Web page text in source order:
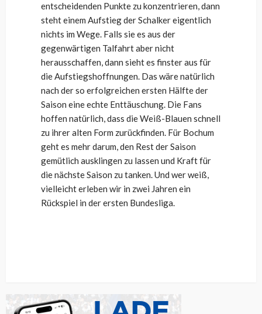
entscheidenden Punkte zu konzentrieren, dann
steht einem Aufstieg der Schalker eigentlich
nichts im Wege. Falls sie es aus der
gegenwärtigen Talfahrt aber nicht
herausschaffen, dann sieht es finster aus für
die Aufstiegshoffnungen. Das wäre natürlich
nach der so erfolgreichen ersten Hälfte der
Saison eine echte Enttäuschung. Die Fans
hoffen natürlich, dass die Weiß-Blauen schnell
zu ihrer alten Form zurückfinden. Für Bochum
geht es mehr darum, den Rest der Saison
gemütlich ausklingen zu lassen und Kraft für
die nächste Saison zu tanken. Und wer weiß,
vielleicht erleben wir in zwei Jahren ein
Rückspiel in der ersten Bundesliga.